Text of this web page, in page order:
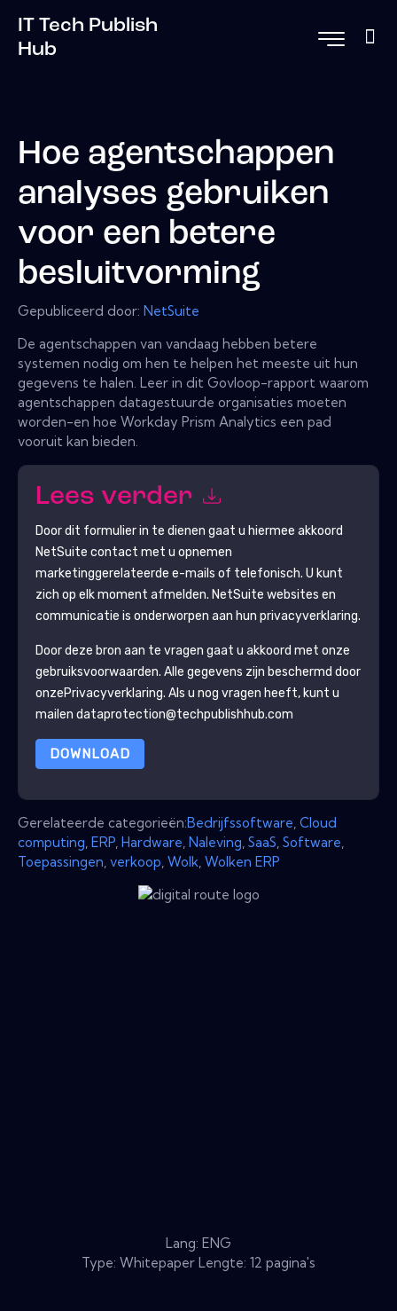
IT Tech Publish
Hub
Hoe agentschappen
analyses gebruiken
voor een betere
besluitvorming
Gepubliceerd door: NetSuite
De agentschappen van vandaag hebben betere
systemen nodig om hen te helpen het meeste uit hun
gegevens te halen. Leer in dit Govloop-rapport waarom
agentschappen datagestuurde organisaties moeten
worden-en hoe Workday Prism Analytics een pad
vooruit kan bieden.
Lees verder
Door dit formulier in te dienen gaat u hiermee akkoord
NetSuite contact met u opnemen
marketinggerelateerde e-mails of telefonisch. U kunt
zich op elk moment afmelden. NetSuite websites en
communicatie is onderworpen aan hun privacyverklaring.
Door deze bron aan te vragen gaat u akkoord met onze
gebruiksvoorwaarden. Alle gegevens zijn beschermd door
onzePrivacyverklaring. Als u nog vragen heeft, kunt u
mailen dataprotection@techpublishhub.com
DOWNLOAD
Gerelateerde categorieën:Bedrijfssoftware Cloud
computing ERP Hardware Naleving SaaS Software
Toepassingen verkoop Wolk Wolken ERP
Lang: ENG
Type: Whitepaper Lengte: 12 pagina's